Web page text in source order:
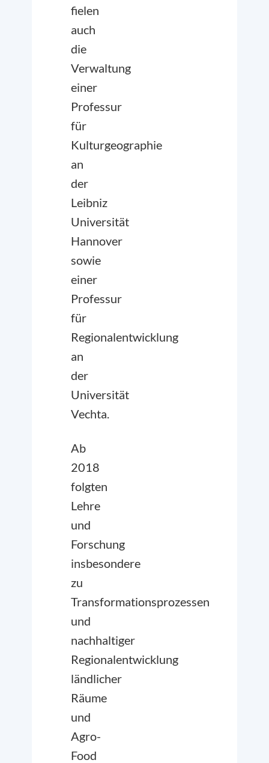
fielen
auch
die
Verwaltung
einer
Professur
für
Kulturgeographie
an
der
Leibniz
Universität
Hannover
sowie
einer
Professur
für
Regionalentwicklung
an
der
Universität
Vechta.
Ab
2018
folgten
Lehre
und
Forschung
insbesondere
zu
Transformationsprozessen
und
nachhaltiger
Regionalentwicklung
ländlicher
Räume
und
Agro-
Food